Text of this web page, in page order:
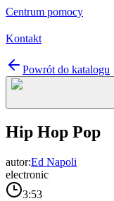
Centrum pomocy
Kontakt
Powrót do katalogu
Hip Hop Pop
autor:Ed Napoli
electronic
3:53